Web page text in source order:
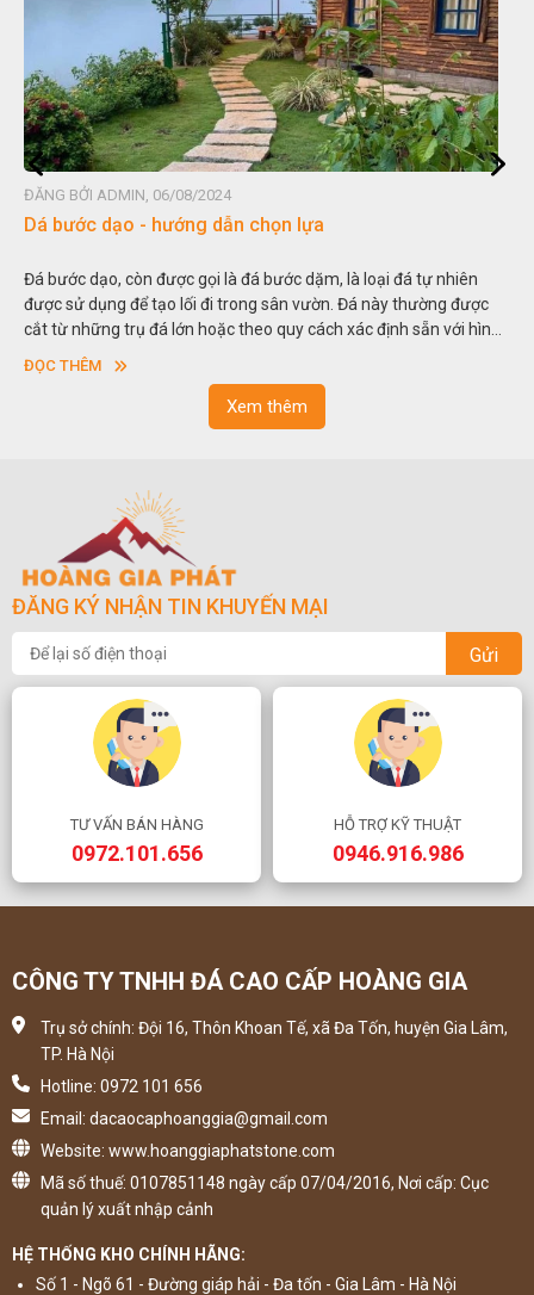
ĐĂNG BỞI ADMIN, 06/08/2024
Dá bước dạo - hướng dẫn chọn lựa
Đá bước dạo, còn được gọi là đá bước dặm, là loại đá tự nhiên
được sử dụng để tạo lối đi trong sân vườn. Đá này thường được
cắt từ những trụ đá lớn hoặc theo quy cách xác định sẵn với hình
vuông hoặc hình chữ nhật và có độ dày khác nhau.
ĐỌC THÊM
Xem thêm
ĐĂNG KÝ NHẬN TIN KHUYẾN MẠI
Gửi
TƯ VẤN BÁN HÀNG
0972.101.656
HỖ TRỢ KỸ THUẬT
0946.916.986
CÔNG TY TNHH ĐÁ CAO CẤP HOÀNG GIA
Trụ sở chính: Đội 16, Thôn Khoan Tế, xã Đa Tốn, huyện Gia Lâm,
TP. Hà Nội
Hotline: 0972 101 656
Email: dacaocaphoanggia@gmail.com
Website: www.hoanggiaphatstone.com
Mã số thuế: 0107851148 ngày cấp 07/04/2016, Nơi cấp: Cục
quản lý xuất nhập cảnh
HỆ THỐNG KHO CHÍNH HÃNG:
Số 1 - Ngõ 61 - Đường giáp hải - Đa tốn - Gia Lâm - Hà Nội